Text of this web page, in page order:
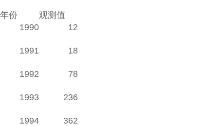
年份
观测值
1990
12
1991 18
1992 78
1993 236
1994 362